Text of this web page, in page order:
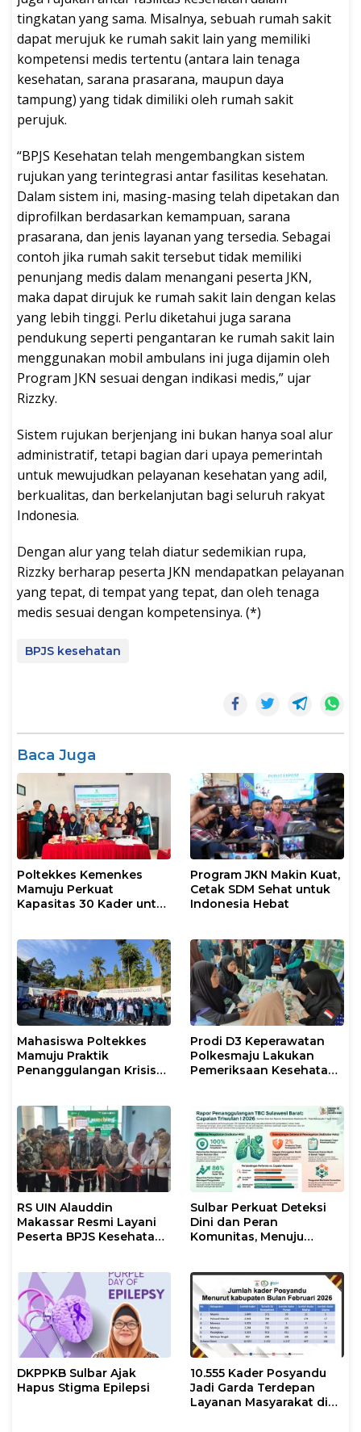
tingkatan yang sama. Misalnya, sebuah rumah sakit
dapat merujuk ke rumah sakit lain yang memiliki
kompetensi medis tertentu (antara lain tenaga
kesehatan, sarana prasarana, maupun daya
tampung) yang tidak dimiliki oleh rumah sakit
perujuk.
“BPJS Kesehatan telah mengembangkan sistem
rujukan yang terintegrasi antar fasilitas kesehatan.
Dalam sistem ini, masing-masing telah dipetakan dan
diprofilkan berdasarkan kemampuan, sarana
prasarana, dan jenis layanan yang tersedia. Sebagai
contoh jika rumah sakit tersebut tidak memiliki
penunjang medis dalam menangani peserta JKN,
maka dapat dirujuk ke rumah sakit lain dengan kelas
yang lebih tinggi. Perlu diketahui juga sarana
pendukung seperti pengantaran ke rumah sakit lain
menggunakan mobil ambulans ini juga dijamin oleh
Program JKN sesuai dengan indikasi medis,” ujar
Rizzky.
Sistem rujukan berjenjang ini bukan hanya soal alur
administratif, tetapi bagian dari upaya pemerintah
untuk mewujudkan pelayanan kesehatan yang adil,
berkualitas, dan berkelanjutan bagi seluruh rakyat
Indonesia.
Dengan alur yang telah diatur sedemikian rupa,
Rizzky berharap peserta JKN mendapatkan pelayanan
yang tepat, di tempat yang tepat, dan oleh tenaga
medis sesuai dengan kompetensinya. (*)
BPJS kesehatan
Baca Juga
Poltekkes Kemenkes
Mamuju Perkuat
Kapasitas 30 Kader untuk
Program JKN Makin Kuat,
Cetak SDM Sehat untuk
Indonesia Hebat
Mahasiswa Poltekkes
Mamuju Praktik
Penanggulangan Krisis
Prodi D3 Keperawatan
Polkesmaju Lakukan
Pemeriksaan Kesehatan
RS UIN Alauddin
Makassar Resmi Layani
Peserta BPJS Kesehatan,
Presiden
Sulbar Perkuat Deteksi
Dini dan Peran
Komunitas, Menuju
DKPPKB Sulbar Ajak
Hapus Stigma Epilepsi
10.555 Kader Posyandu
Jadi Garda Terdepan
Layanan Masyarakat di